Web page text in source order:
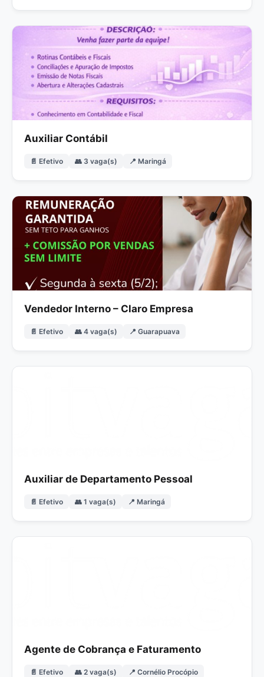
Auxiliar Contábil
📄 Efetivo 👥 3 vaga(s) 📍 Maringá
Vendedor Interno – Claro Empresa
📄 Efetivo 👥 4 vaga(s) 📍 Guarapuava
Auxiliar de Departamento Pessoal
📄 Efetivo 👥 1 vaga(s) 📍 Maringá
Agente de Cobrança e Faturamento
📄 Efetivo 👥 2 vaga(s) 📍 Cornélio Procópio